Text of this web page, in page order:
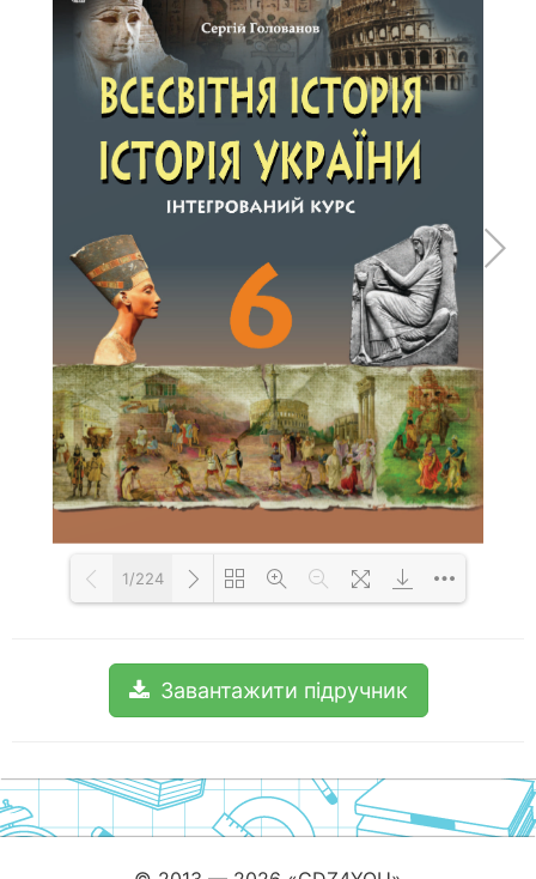
1/224
Завантажити підручник